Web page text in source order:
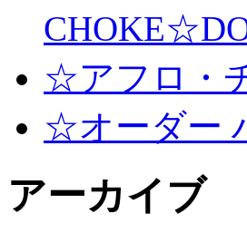
☆アフロ・
☆オーダー
アーカイブ